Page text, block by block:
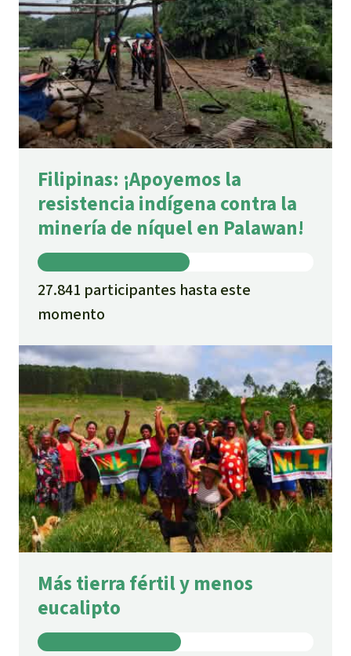
Filipinas: ¡Apoyemos la
resistencia indígena contra la
minería de níquel en Palawan!
27.841 participantes hasta este
momento
Más tierra fértil y menos
eucalipto